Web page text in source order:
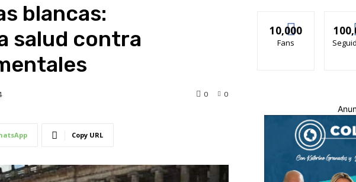
blancas:
salud contra
0
0
Copy URL
10,000
Fans